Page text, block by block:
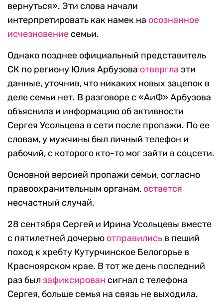
вернуться». Эти слова начали
интерпретировать как намек на осознанное
исчезновение семьи.
Однако позднее официальный представитель
СК по региону Юлия Арбузова отвергла эти
данные, уточнив, что никаких новых зацепок в
деле семьи нет. В разговоре с «АиФ» Арбузова
объяснила и информацию об активности
Сергея Усольцева в сети после пропажи. По ее
словам, у мужчины был личный телефон и
рабочий, с которого кто-то мог зайти в соцсети.
Основной версией пропажи семьи, согласно
правоохранительным органам, остается
несчастный случай.
28 сентября Сергей и Ирина Усольцевы вместе
с пятилетней дочерью отправились в пеший
поход к хребту Кутурчинское Белогорье в
Красноярском крае. В тот же день последний
раз был зафиксирован сигнал с телефона
Сергея, больше семья на связь не выходила.